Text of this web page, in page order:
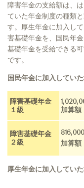
障害年金の支給額は、
ていた年金制度の種類
す。厚生年金に加入し
害基礎年金を、国民年
基礎年金を受給できる可
です。
国民年金に加入してい
障害基礎年金
１級
加算額
障害基礎年金
２級
加算額
厚生年金に加入してい